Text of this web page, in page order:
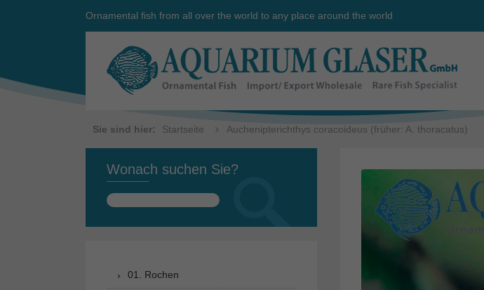
Ornamental fish from all over the world to any place around the world
Sie sind hier: Startseite Auchenipterichthys coracoideus (früher: A. thoracatus)
Wonach suchen Sie?
Suchen
01. Rochen